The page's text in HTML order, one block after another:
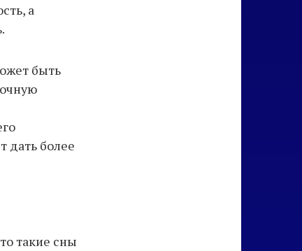
а
быть
дать более
такие сны